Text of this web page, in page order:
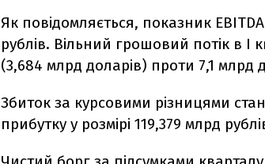
Як повідомляється, показник
рублів. Вільний грошовий потік в I
(3,684 млрд доларів) проти 7,1 млрд
Збиток за курсовими різницями
прибутку у розмірі 119,379 млрд